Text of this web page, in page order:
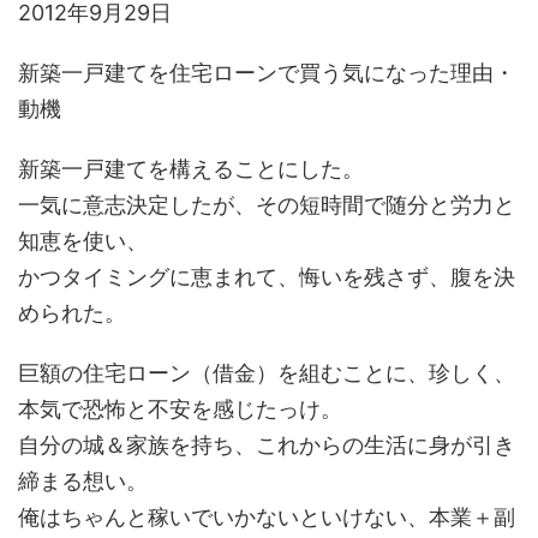
2012年9月29日
新築一戸建てを住宅ローンで買う気になった理由・
動機
新築一戸建てを構えることにした。
一気に意志決定したが、その短時間で随分と労力と
知恵を使い、
かつタイミングに恵まれて、悔いを残さず、腹を決
められた。
巨額の住宅ローン（借金）を組むことに、珍しく、
本気で恐怖と不安を感じたっけ。
自分の城＆家族を持ち、これからの生活に身が引き
締まる想い。
俺はちゃんと稼いでいかないといけない、本業＋副